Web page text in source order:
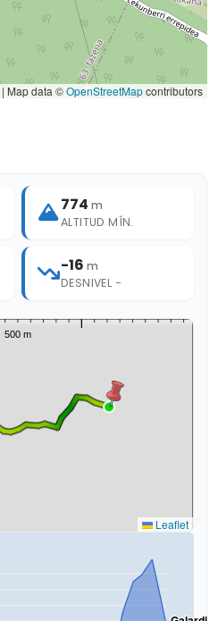
| Map data ©OpenStreetMapcontributors
774 m
ALTITUD MÍN.
-16 m
DESNIVEL −
Leaflet